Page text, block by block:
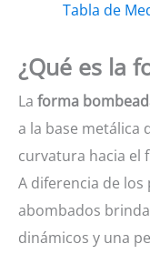
Bombeada
Fondo
Pulido
cantidad
Tabla de
¿Qué es la
La forma
a la base metálica
curvatura hacia el
A diferencia de
abombados
dinámicos y una